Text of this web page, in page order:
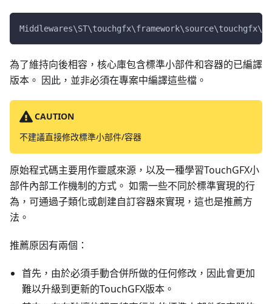
為了維持向後相容，核心庫包含標準小部件和容器的已編譯
版本。 因此，並非必須在專案中編譯這些檔。
CAUTION
不建議直接修改標準小部件/容器
原始程式碼主要用作靈感來源，以及一種學習TouchGFX小
部件內部工作機制的方式。 如需一些不同於標準實現的行
為，可通過子類化或創建自訂容器來實現，這也是推薦方
法。
推薦原因有兩個：
首先，由於必須手動合併所做的任何修改，因此會更加
難以升級到更新的TouchGFX版本。